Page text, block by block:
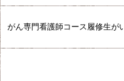
がん専門看護師コース履修生が